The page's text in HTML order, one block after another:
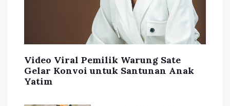
Video Viral Pemilik Warung Sate
Gelar Konvoi untuk Santunan Anak
Yatim